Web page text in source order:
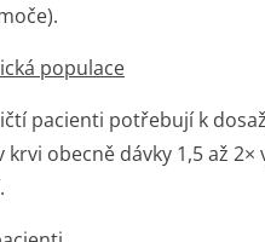
populace
pacienti potřebují k
krvi obecně dávky 1,5 až 2×